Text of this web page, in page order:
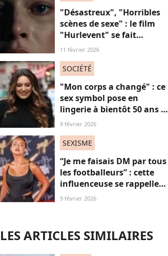
"Désastreux", "Horribles
scènes de sexe" : le film
"Hurlevent" se fait
détruire par la presse, et si
sexistes ?
11 février 2026
SOCIÉTÉ
"Mon corps a changé" : ce
sex symbol pose en
lingerie à bientôt 50 ans et
défend ses courbes "body
9 février 2026
SEXISME
“Je me faisais DM par tous
les footballeurs” : cette
influenceuse se rappelle
l’hypersexualisation
9 février 2026
LES ARTICLES SIMILAIRES